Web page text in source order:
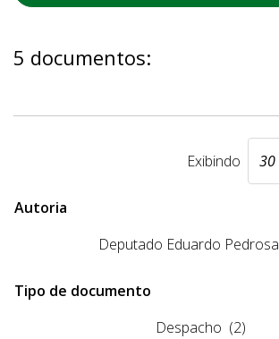
5 documentos:
Exibindo
Autoria
Deputado Eduardo Pedrosa
Tipo de documento
Despacho (2)